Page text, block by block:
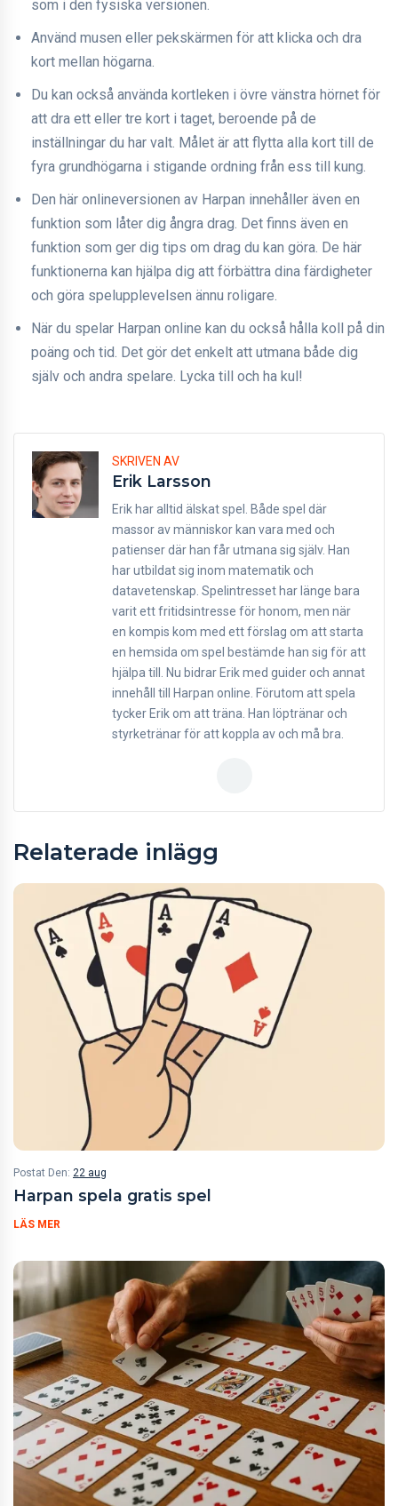
som i den fysiska versionen.
Använd musen eller pekskärmen för att klicka och dra
kort mellan högarna.
Du kan också använda kortleken i övre vänstra hörnet för
att dra ett eller tre kort i taget, beroende på de
inställningar du har valt. Målet är att flytta alla kort till de
fyra grundhögarna i stigande ordning från ess till kung.
Den här onlineversionen av Harpan innehåller även en
funktion som låter dig ångra drag. Det finns även en
funktion som ger dig tips om drag du kan göra. De här
funktionerna kan hjälpa dig att förbättra dina färdigheter
och göra spelupplevelsen ännu roligare.
När du spelar Harpan online kan du också hålla koll på din
poäng och tid. Det gör det enkelt att utmana både dig
själv och andra spelare. Lycka till och ha kul!
SKRIVEN AV
Erik Larsson
Erik har alltid älskat spel. Både spel där
massor av människor kan vara med och
patienser där han får utmana sig själv. Han
har utbildat sig inom matematik och
datavetenskap. Spelintresset har länge bara
varit ett fritidsintresse för honom, men när
en kompis kom med ett förslag om att starta
en hemsida om spel bestämde han sig för att
hjälpa till. Nu bidrar Erik med guider och annat
innehåll till Harpan online. Förutom att spela
tycker Erik om att träna. Han löptränar och
styrketränar för att koppla av och må bra.
Relaterade inlägg
Postat Den: 22 aug
Harpan spela gratis spel
LÄS MER